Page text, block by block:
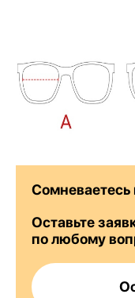
Сомневаетесь
Оставьте
по любому